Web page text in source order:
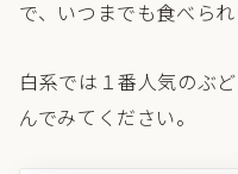
で、いつまでも食べら
白系では１番人気のぶ
んでみてください。